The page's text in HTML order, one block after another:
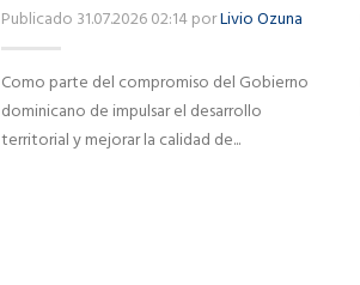
Publicado 31.07.2026 02:14 porLivio Ozuna
Como parte del compromiso del Gobierno
dominicano de impulsar el desarrollo
territorial y mejorar la calidad de...